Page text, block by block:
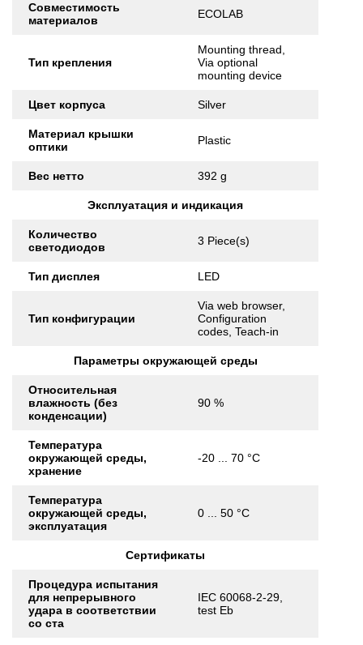
Совместимость
материалов
ECOLAB
Тип крепления
Mounting thread,
Via optional
mounting device
Цвет корпуса Silver
Материал крышки
оптики
Plastic
Вес нетто 392 g
Эксплуатация и индикация
Количество
светодиодов
3 Piece(s)
Тип дисплея LED
Тип конфигурации
Via web browser,
Configuration
codes, Teach-in
Параметры окружающей среды
Относительная
влажность (без
конденсации)
90 %
Температура
окружающей среды,
хранение
-20 ... 70 °C
Температура
окружающей среды,
эксплуатация
0 ... 50 °C
Сертификаты
Процедура испытания
для непрерывного
удара в соответствии
со ста
IEC 60068-2-29,
test Eb